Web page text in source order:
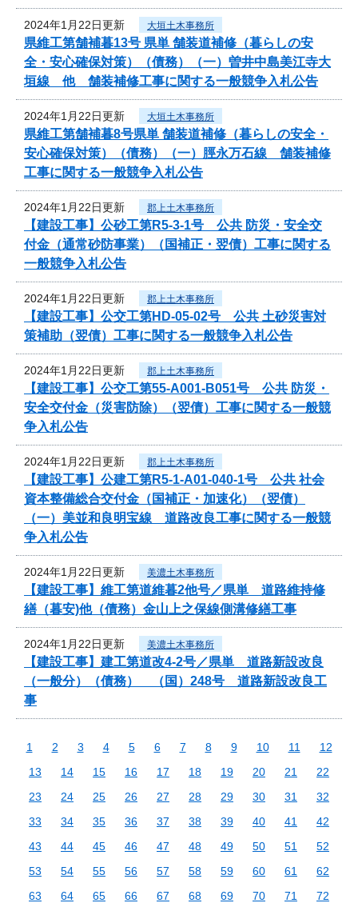
2024年1月22日更新 大垣土木事務所
県維工第舗補暮13号 県単 舗装道補修（暮らしの安
全・安心確保対策）（債務）（一）曽井中島美江寺大
垣線 他 舗装補修工事に関する一般競争入札公告
2024年1月22日更新 大垣土木事務所
県維工第舗補暮8号県単 舗装道補修（暮らしの安全・
安心確保対策）（債務）（一）脛永万石線 舗装補修
工事に関する一般競争入札公告
2024年1月22日更新 郡上土木事務所
【建設工事】公砂工第R5-3-1号 公共 防災・安全交
付金（通常砂防事業）（国補正・翌債）工事に関する
一般競争入札公告
2024年1月22日更新 郡上土木事務所
【建設工事】公交工第HD-05-02号 公共 土砂災害対
策補助（翌債）工事に関する一般競争入札公告
2024年1月22日更新 郡上土木事務所
【建設工事】公交工第55-A001-B051号 公共 防災・
安全交付金（災害防除）（翌債）工事に関する一般競
争入札公告
2024年1月22日更新 郡上土木事務所
【建設工事】公建工第R5-1-A01-040-1号 公共 社会
資本整備総合交付金（国補正・加速化）（翌債）
（一）美並和良明宝線 道路改良工事に関する一般競
争入札公告
2024年1月22日更新 美濃土木事務所
【建設工事】維工第道維暮2他号／県単 道路維持修
繕（暮安)他（債務）金山上之保線側溝修繕工事
2024年1月22日更新 美濃土木事務所
【建設工事】建工第道改4-2号／県単 道路新設改良
（一般分）（債務） （国）248号 道路新設改良工
事
1 2 3 4 5 6 7 8 9 10 11
12
13
14 15 16 17 18 19 20 21
22
23
24 25 26 27 28 29 30 31
32
33
34 35 36 37 38 39 40 41
42
43
44 45 46 47 48 49 50 51
52
53
54 55 56 57 58 59 60 61
62
63
64 65 66 67 68 69 70 71
72